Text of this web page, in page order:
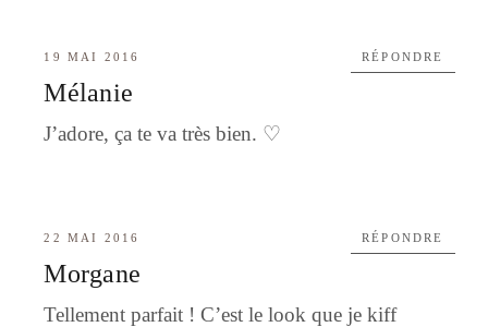
19 MAI 2016
Mélanie
J’adore, ça te va très bien. ♡
RÉPONDRE
22 MAI 2016
Morgane
Tellement parfait ! C’est le look que je kiff
RÉPONDRE